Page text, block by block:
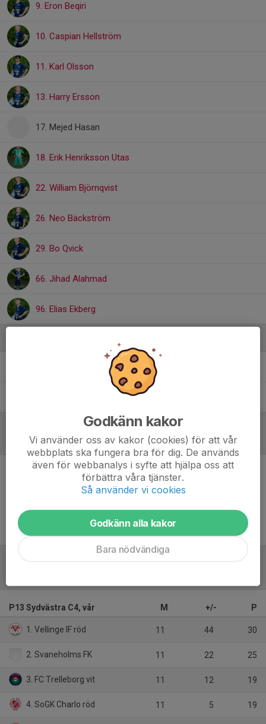
9. Eron Beqiri
10. Caspian Hellström
11. Karl Olsson
13. Harry Ersson
17. Mejed Hasan
18. Erik Henriksson Utas
22. William Björnqvist
26. Neo Bäckström
29. Bo Qvick
66. Jihad Alahmad
96. Elias Ekberg
Christian BjörnqvistTränare
Målvaktstränare
Referat
Inget referat skrivet
P13 Sydvästra C4, vår M +/- P
1. Vellinge IF röd 11 44 30
2. Svaneholms FK 11 22 25
3. FC Trelleborg vit 11 12 19
4. SoGK Charlo röd 11 5 19
Godkänn kakor
Vi använder oss av kakor (cookies) för att vår
webbplats ska fungera bra för dig. De används
även för webbanalys i syfte att hjälpa oss att
förbättra våra tjänster.
Så använder vi cookies
Godkänn alla kakor
Bara nödvändiga